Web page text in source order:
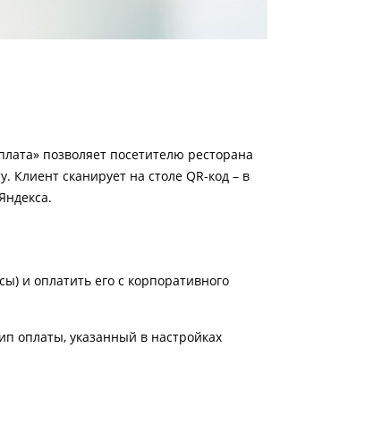
позволяет посетителю ресторана
сканирует на столе QR-код – в
и оплатить его с корпоративного
оплаты, указанный в настройках